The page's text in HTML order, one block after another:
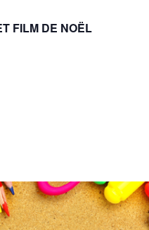
FILM DE NOËL